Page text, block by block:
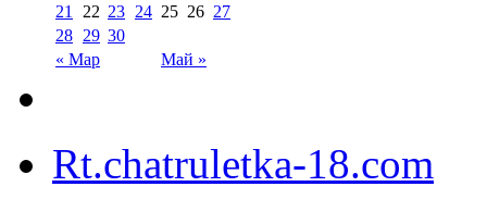
« Мар Май »
21
22 23 24 25 26 27
28 29 30
Rt.chatruletka-18.com